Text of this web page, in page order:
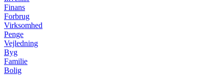
Finans
Forbrug
Virksomhed
Penge
Vejledning
Byg
Familie
Bolig